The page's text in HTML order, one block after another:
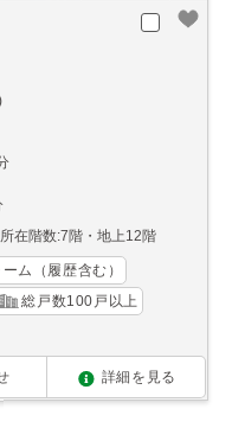
所在階数:7階・地上12階
ム（履歴含む）
総戸数100戸以上
詳細を見る